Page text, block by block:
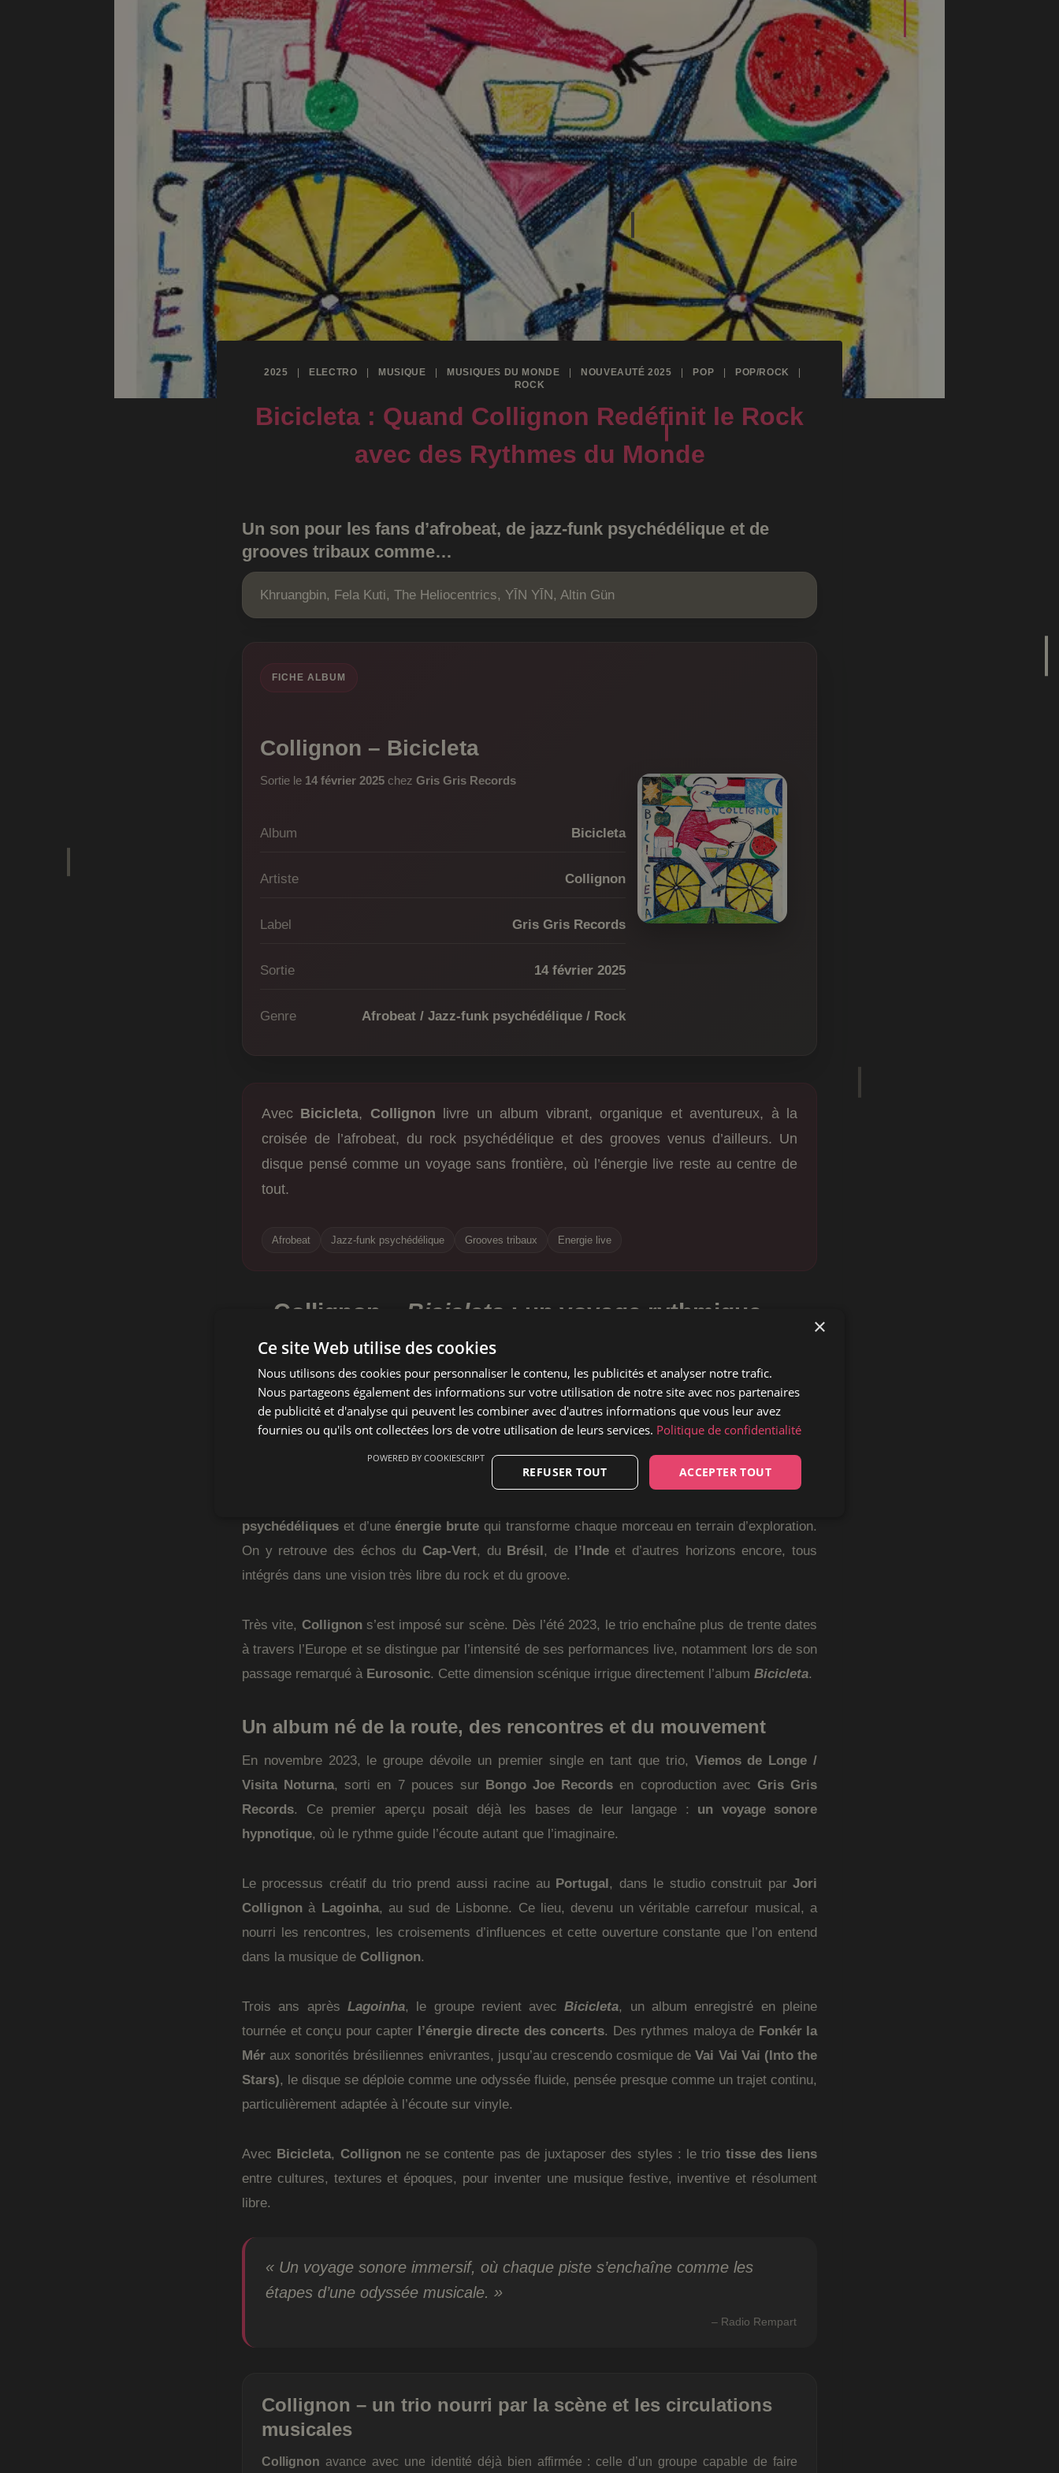
2025 ELECTRO MUSIQUE MUSIQUES DU MONDE NOUVEAUTÉ 2025 POP POP/ROCK
ROCK
Bicicleta : Quand Collignon Redéfinit le Rock
avec des Rythmes du Monde
Un son pour les fans d’afrobeat, de jazz-funk psychédélique et de
grooves tribaux comme…
Khruangbin, Fela Kuti, The Heliocentrics, YĪN YĪN, Altin Gün
FICHE ALBUM
Collignon – Bicicleta
Sortie le 14 février 2025 chez Gris Gris Records
Album Bicicleta
Artiste Collignon
Label Gris Gris Records
Sortie 14 février 2025
Genre Afrobeat / Jazz-funk psychédélique / Rock
Avec Bicicleta, Collignon livre un album vibrant, organique et aventureux, à la
croisée de l’afrobeat, du rock psychédélique et des grooves venus d’ailleurs. Un
disque pensé comme un voyage sans frontière, où l’énergie live reste au centre de
tout.
Afrobeat Jazz-funk psychédélique Grooves tribaux Energie live
Collignon – Bicicleta : un voyage rythmique
entre Afrique, Brésil et psychédélisme
Après avoir multiplié les expériences dans des formations reconnues commeSKIP&DIE
YĪN
Yves Lennertz, Gino Bombrini Jori Collignon
unissent leurs forces sous un seul nom :
Collignon . Le trio néerlandais y concentre une même envie de décloisonner les styles, avec une
musique percussive, chaleureuse et profondément mouvante.
psychédéliques et d’uneénergie brute qui transforme chaque morceau en terrain d’exploration.
On y retrouve des échos du Cap-Vert, du Brésil, de l’Indeet d’autres horizons encore, tous
intégrés dans une vision très libre du rock et du groove.
Très vite, Collignons’est imposé sur scène. Dès l’été 2023, le trio enchaîne plus de trente dates
à travers l’Europe et se distingue par l’intensité de ses performances live, notamment lors de son
passage remarqué à Eurosonic. Cette dimension scénique irrigue directement l’album Bicicleta.
Un album né de la route, des rencontres et du mouvement
En novembre 2023, le groupe dévoile un premier single en tant que trio, Viemos de Longe /
Visita Noturna, sorti en 7 pouces sur Bongo Joe Records en coproduction avec Gris Gris
Records. Ce premier aperçu posait déjà les bases de leur langage : un voyage sonore
hypnotique, où le rythme guide l’écoute autant que l’imaginaire.
Le processus créatif du trio prend aussi racine au Portugal, dans le studio construit parJori
Collignon à Lagoinha, au sud de Lisbonne. Ce lieu, devenu un véritable carrefour musical, a
nourri les rencontres, les croisements d’influences et cette ouverture constante que l’on entend
dans la musique de Collignon.
Trois ans après Lagoinha, le groupe revient avecBicicleta, un album enregistré en pleine
tournée et conçu pour capter l’énergie directe des concerts. Des rythmes maloya de Fonkér la
Mér aux sonorités brésiliennes enivrantes, jusqu’au crescendo cosmique deVai Vai Vai (Into the
Stars), le disque se déploie comme une odyssée fluide, pensée presque comme un trajet continu,
particulièrement adaptée à l’écoute sur vinyle.
Avec Bicicleta, Collignonne se contente pas de juxtaposer des styles : le trio tisse des liens
entre cultures, textures et époques, pour inventer une musique festive, inventive et résolument
libre.
« Un voyage sonore immersif, où chaque piste s’enchaîne comme les
étapes d’une odyssée musicale. »
– Radio Rempart
Collignon – un trio nourri par la scène et les circulations
musicales
Collignon avance avec une identité déjà bien affirmée : celle d’un groupe capable de faire
×
Ce site Web utilise des cookies
Nous utilisons des cookies pour personnaliser le contenu, les publicités et analyser notre trafic.
Nous partageons également des informations sur votre utilisation de notre site avec nos partenaires
de publicité et d'analyse qui peuvent les combiner avec d'autres informations que vous leur avez
fournies ou qu'ils ont collectées lors de votre utilisation de leurs services. Politique de confidentialité
ACCEPTER TOUT
REFUSER TOUT
POWERED BY COOKIESCRIPT